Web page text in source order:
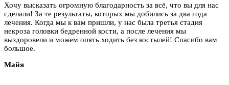
Хочу высказать огромную благодарность за всё, что вы для нас
сделали! За те результаты, которых мы добились за два года
лечения. Когда мы к вам пришли, у нас была третья стадия
некроза головки бедренной кости, а после лечения мы
выздоровели и можем опять ходить без костылей! Спасибо вам
большое.
Майя